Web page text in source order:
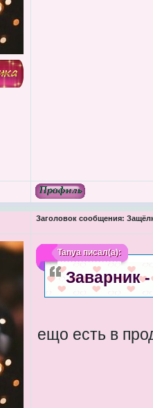
Заголовок сообщения:
Tanyaписал(а):
Заварник
ещо есть в